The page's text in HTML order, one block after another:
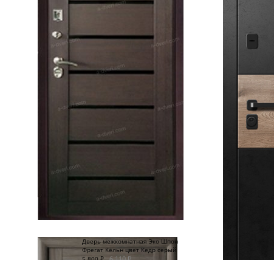
Дверь межкомнатная Эко Шпон
Фрегат Кёльн цвет Кедр серый